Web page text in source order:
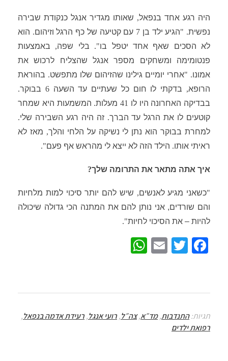
היה רגע אחד בנפאל, שאותו מגדיר אנגל כנקודת שבירה
נפשית. "הגיע ילד בן 7 עם קטיעה של כף הרגל וזיהום. הוא
לא הסכים שאף אחד יטפל בו". בלי שפה, באמצעות
פנטומימה ומשחקים מספר אנגל שהצליח לרכוש את
אמונו. "אחרי יומיים גילינו שהזיהום שלו מתפשט. בהוראת
הרופא, בדקתי לו חום כל שעתיים עד השעה6 בבוקר.
בבדיקה האחרונה היו לו 41 מעלות. המשמעות היא שמחר
קוטעים לו את הרגל עד הברך.זה היה רגע השבירה שלי.
למחרת בבוקר הוא נתן לי נשיקה על הלחי והלך, מאז לא
ראיתי אותו. הילד הזה לא ייצא לי מהראש אף פעם".
איך אתה מתאר את התרומה שלך?
"כשאני מגיע לאנשים, שיש להם יותר סיכוי למות מלחיות
והם שורדים,אני נותן להם את המתנה הכי גדולה שיכולה
להיות – את הסיכוי לחיות".
Fa
o
o
k
T
er
E
sA
p
p
תגיות:התנדבות,מד״א,צה״ל,רועי אנגל,רעידת אדמה בנפאל,
רפואת ילדים